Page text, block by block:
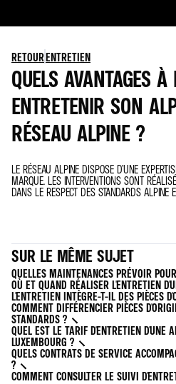
RETOURENTRETIEN
QUELS AVANTAGES À
ENTRETENIR SON
RÉSEAU ALPINE ?
LE RÉSEAU ALPINE DISPOSE D’UNE
MARQUE. LES INTERVENTIONS SONT
DANS LE RESPECT DES STANDARDS ALPINE
SUR LE MÊME SUJET
QUELLES MAINTENANCES PRÉVOIR
OÙ ET QUAND RÉALISER L'ENTRETIEN
L'ENTRETIEN INTÈGRE-T-IL DES PIÈCES
COMMENT DIFFÉRENCIER PIÈCES
STANDARDS ?
QUEL EST LE TARIF D'ENTRETIEN D'UNE
LUXEMBOURG ?
QUELS CONTRATS DE SERVICE
?
COMMENT CONSULTER LE SUIVI